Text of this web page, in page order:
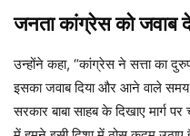
जनता कांग्रेस को जवाब
उन्होंने कहा, “कांग्रेस ने सत्ता का
इसका जवाब दिया और आने वाले समय
सरकार बाबा साहब के दिखाए मार्ग